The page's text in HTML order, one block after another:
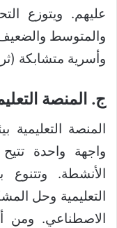
عليهم. ويتوزع
والمتوسط
وأسرية متشابكة (ثروت،
ج. المنصة
المنصة
واجهة واحدة
الأنشطة. وتتنوع
التعليمية وحل
الاصطناعي. ومن